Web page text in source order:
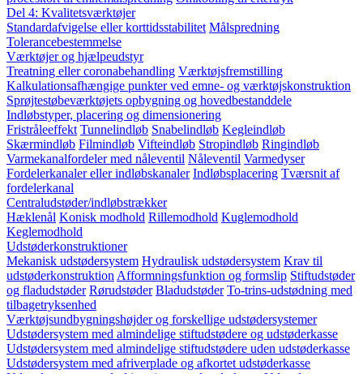
Del 4: Kvalitetsværktøjer
Standardafvigelse eller korttidsstabilitet Målspredning
Tolerancebestemmelse
Værktøjer og hjælpeudstyr
Treatning eller coronabehandling Værktøjsfremstilling
Kalkulationsafhængige punkter ved emne- og værktøjskonstruktion
Sprøjtestøbeværktøjets opbygning og hovedbestanddele
Indløbstyper, placering og dimensionering
Fristråleeffekt Tunnelindløb Snabelindløb Kegleindløb
Skærmindløb Filmindløb Vifteindløb Stropindløb Ringindløb
Varmekanalfordeler med nåleventil Nåleventil Varmedyser
Fordelerkanaler eller indløbskanaler Indløbsplacering Tværsnit af
fordelerkanal
Centraludstøder/indløbstrækker
Hæklenål Konisk modhold Rillemodhold Kuglemodhold
Keglemodhold
Udstøderkonstruktioner
Mekanisk udstødersystem Hydraulisk udstødersystem Krav til
udstøderkonstruktion Afformningsfunktion og formslip Stiftudstøder
og fladudstøder Rørudstøder Bladudstøder To-trins-udstødning med
tilbagetryksenhed
Værktøjsundbygningshøjder og forskellige udstødersystemer
Udstødersystem med almindelige stiftudstødere og udstøderkasse
Udstødersystem med almindelige stiftudstødere uden udstøderkasse
Udstødersystem med afriverplade og afkortet udstøderkasse